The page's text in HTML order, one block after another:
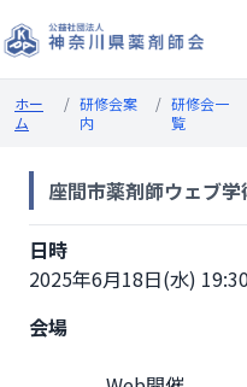
ホー
ム
/ 研修会案
内
/ 研修会一
覧
座間市薬剤師ウェブ
日時
2025年6月18日(水)
会場